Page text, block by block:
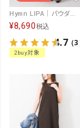
Hymn LIPA｜パウダーシルクデニムジップワンピース [[266QS0011]][F]
¥8,690税込
4.7（3
2buy対象